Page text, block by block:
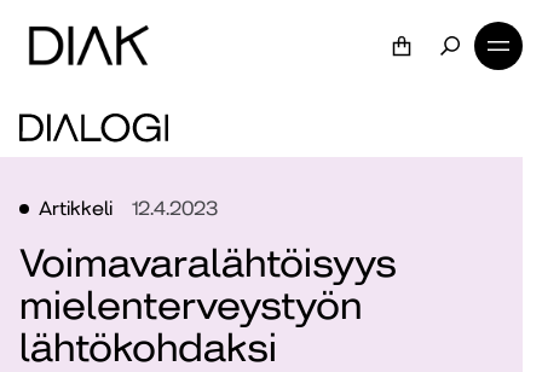
Artikkeli 12.4.2023
Voimavaralähtöisyys
mielenterveystyön
lähtökohdaksi